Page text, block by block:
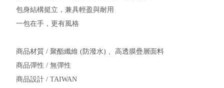
包身結構挺立，兼具輕盈與耐用
一包在手，更有風格
商品材質 / 聚酯纖維 (防潑水) 、高透膜疊層面料
商品彈性 / 無彈性
商品設計 / TAIWAN